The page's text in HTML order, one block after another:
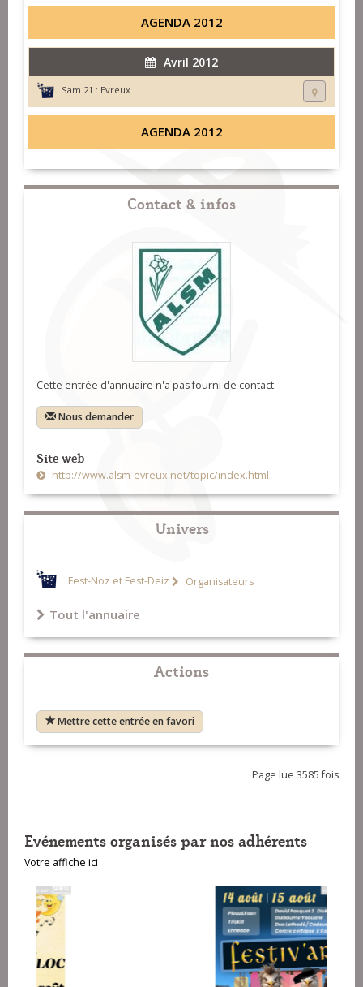
AGENDA 2012
Avril 2012
Sam 21 : Evreux
AGENDA 2012
Contact & infos
Cette entrée d'annuaire n'a pas fourni de contact.
Nous demander
Site web
http://www.alsm-evreux.net/topic/index.html
Univers
Fest-Noz et Fest-Deiz Organisateurs
Tout l'annuaire
Actions
Mettre cette entrée en favori
Page lue 3585 fois
Evénements organisés par nos adhérents
Votre affiche ici